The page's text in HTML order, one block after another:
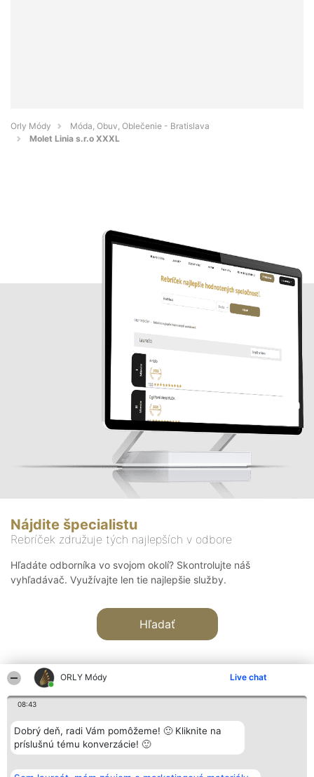
ORLY Módy Live chat
08:43
Dobrý deň, radi Vám pomôžeme! 🙂 Kliknite na
príslušnú tému konverzácie! 🙂
Orly Módy
Móda, Obuv, Oblečenie - Bratislava
Molet Linia s.r.o XXXL
Nájdite špecialistu
Rebríček združuje tých najlepších v odbore
Hľadáte odborníka vo svojom okolí? Skontrolujte náš
vyhľadávač. Využívajte len tie najlepšie služby.
Hľadať
Organizátor hodnotenia
Bright Side Solutions sp. z o.
o. sp. k.
Wrocław 50-079
Hodnotenie
Laureáti
Lista
Laureatów
Kontakt
Kontakt